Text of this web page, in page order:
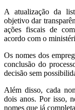
A atualização da
objetivo dar
ações fiscais de
acordo com o
Os nomes dos
conclusão do
decisão sem
Além disso, cada
dois anos. Por isso,
nomes que já